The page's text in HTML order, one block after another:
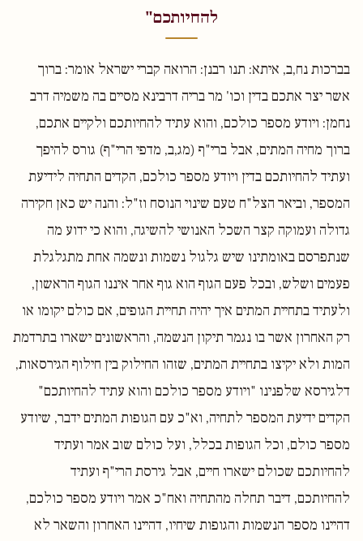
להחיותכם"
בברכות נח,ב, איתא: תנו רבנן: הרואה קברי ישראל אומר: ברוך
אשר יצר אתכם בדין וכו' מר בריה דרבינא מסיים בה משמיה דרב
נחמן: ויודע מספר כולכם, והוא עתיד להחיותכם ולקיים אתכם,
ברוך מחיה המתים, אבל ברי"ף (מג,ב, מדפי הרי"ף) גורס להיפך
ועתיד להחיותכם בדין ויודע מספר כולכם, הקדים התחיה לידיעת
המספר, וביאר הצל"ח טעם שינוי הנוסח וז"ל: והנה יש כאן חקירה
גדולה ועמוקה קצר השכל האנושי להשיגה, והוא כי ידוע מה
שנתפרסם באומתינו שיש גלגול נשמות ונשמה אחת מתגלגלת
פעמים ושלש, ובכל פעם הגוף הוא גוף אחר איננו הגוף הראשון,
ולעתיד בתחיית המתים איך יהיה תחיית הגופים, אם כולם יקומו או
רק האחרון אשר בו נגמר תיקון הנשמה, והראשונים ישארו בתרדמת
המות ולא יקיצו בתחיית המתים, שזהו החילוק בין חילוף הגירסאות,
דלגירסא שלפנינו "ויודע מספר כולכם והוא עתיד להחיותכם"
הקדים ידיעת המספר לתחיה, וא"כ עם הגופות המתים ידבר, שיודע
מספר כולם, וכל הגופות בכלל, ועל כולם שוב אמר ועתיד
להחיותכם שכולם ישארו חיים, אבל גירסת הרי"ף ועתיד
להחיותכם, דיבר תחלה מהתחיה ואח"כ אמר ויודע מספר כולכם,
דהיינו מספר הנשמות והגופות שיחיו, דהיינו האחרון והשאר לא